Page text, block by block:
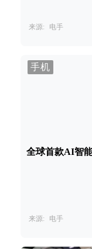
来源: 电手
手机
全球首款AI智
来源: 电手